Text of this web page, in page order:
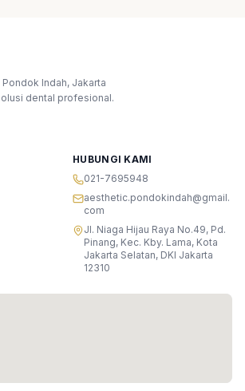
Indah, Jakarta
dental profesional.
HUBUNGI KAMI
021-7695948
aesthetic.pondokindah@gmail.
com
Jl. Niaga Hijau Raya No.49, Pd.
Pinang, Kec. Kby. Lama, Kota
Jakarta Selatan, DKI Jakarta
12310